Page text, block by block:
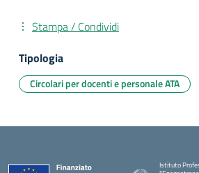
Stampa / Condividi
Tipologia
Circolari per docenti e personale ATA
Istituto